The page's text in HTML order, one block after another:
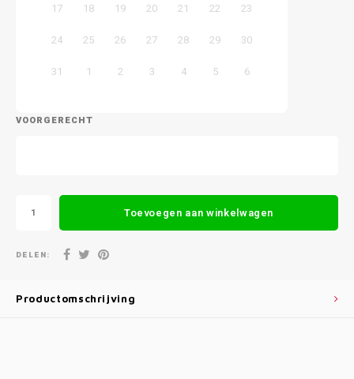
17 18 19 20 21 22 23
24 25 26 27 28 29 30
31 1 2 3 4 5 6
VOORGERECHT
Toevoegen aan winkelwagen
DELEN:
Productomschrijving